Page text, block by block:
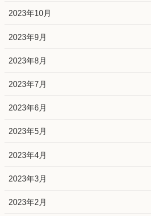
2023年10月
2023年9月
2023年8月
2023年7月
2023年6月
2023年5月
2023年4月
2023年3月
2023年2月